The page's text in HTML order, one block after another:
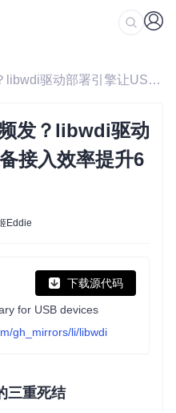
/ 设备管理器黄叹号频发？libwdi驱动部署引擎让USB设备接入效率提升6倍
发？libwdi驱动
接入效率提升6
Eddie
下载源代码
for USB devices
gh_mirrors/li/libwdi
三重死结